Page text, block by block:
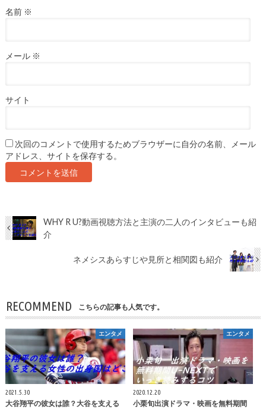
名前 ※
メール ※
サイト
次回のコメントで使用するためブラウザーに自分の名前、メール
アドレス、サイトを保存する。
WHY R U?動画視聴方法と主演の二人のインタビューも紹
介
ネメシスあらすじや見所と相関図も紹介
RECOMMEND こちらの記事も人気です。
エンタメ
2021.5.30
大谷翔平の彼女は誰？大谷を支える
エンタメ
2020.12.20
小栗旬出演ドラマ・映画を無料期間